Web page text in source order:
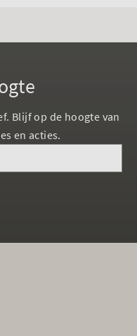
Blijf op de hoogte van
en acties.